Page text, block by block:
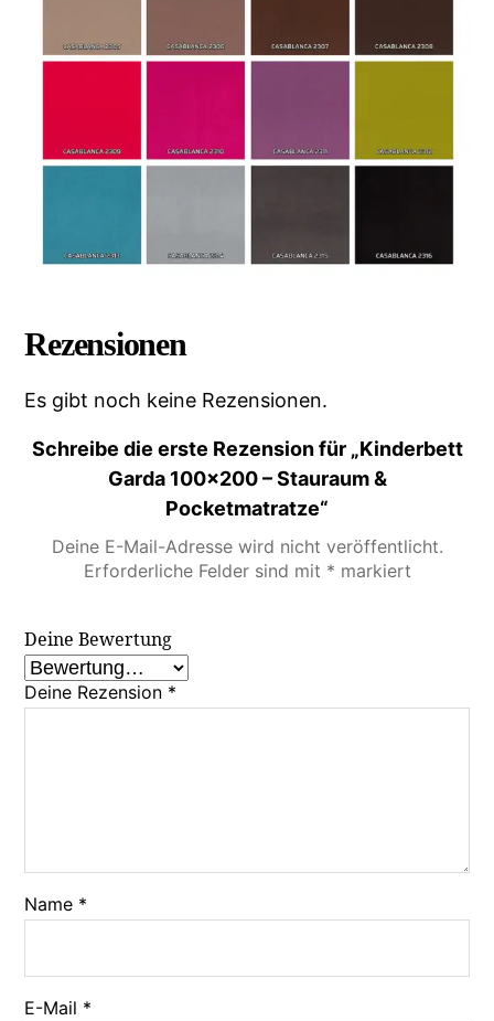
Rezensionen
Es gibt noch keine Rezensionen.
Schreibe die erste Rezension für „Kinderbett
Garda 100×200 – Stauraum &
Pocketmatratze“
Deine E-Mail-Adresse wird nicht veröffentlicht.
Erforderliche Felder sind mit * markiert
Deine Bewertung
Deine Rezension *
Name *
E-Mail *